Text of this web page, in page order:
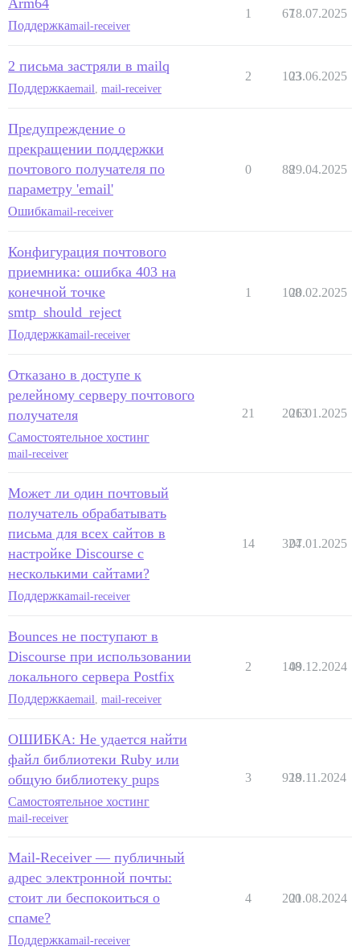
Arm64
Поддержкаmail-receiver
1 6718.07.2025
2 письма застряли в mailq
Поддержкаemail mail-receiver
2 103
23.06.2025
Предупреждение о
прекращении поддержки
почтового получателя по
параметру 'email'
Ошибкаmail-receiver
0 8829.04.2025
Конфигурация почтового
приемника: ошибка 403 на
конечной точке
smtp_should_reject
Поддержкаmail-receiver
1 108
20.02.2025
Отказано в доступе к
релейному серверу почтового
получателя
Самостоятельное хостинг
mail-receiver
21 2013
26.01.2025
Может ли один почтовый
получатель обрабатывать
письма для всех сайтов в
настройке Discourse с
несколькими сайтами?
Поддержкаmail-receiver
14 324
07.01.2025
Bounces не поступают в
Discourse при использовании
локального сервера Postfix
Поддержкаemail mail-receiver
2 148
09.12.2024
ОШИБКА: Не удается найти
файл библиотеки Ruby или
общую библиотеку pups
Самостоятельное хостинг
mail-receiver
3 928
19.11.2024
Mail-Receiver — публичный
адрес электронной почты:
стоит ли беспокоиться о
спаме?
Поддержкаmail-receiver
4 200
21.08.2024